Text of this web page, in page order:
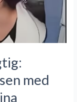
med